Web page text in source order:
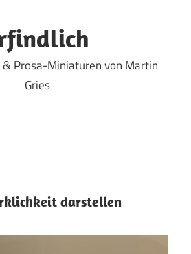
& Prosa-Miniaturen von Martin
Gries
darstellen